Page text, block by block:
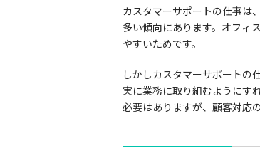
カスタマーサポートの仕事は
多い傾向にあります。オフィ
やすいためです。
しかしカスタマーサポートの
実に業務に取り組むようにす
必要はありますが、顧客対応